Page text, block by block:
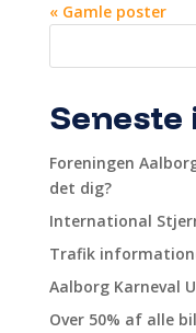
« Gamle poster
Foreningen
det dig?
International
Trafik
Aalborg Karneval
Over 50% af alle